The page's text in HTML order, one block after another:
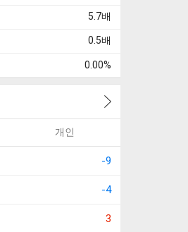
5.7배
0.5배
0.00%
개인
-9
-4
3